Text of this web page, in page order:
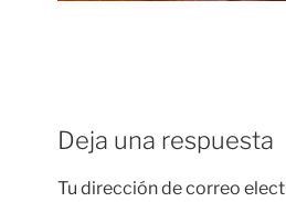
Deja una respuesta
Tu dirección de correo